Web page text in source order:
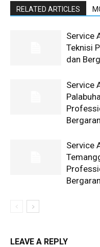
RELATED ARTICLES
Service
Teknisi
dan
Service
Service
LEAVE A REPLY